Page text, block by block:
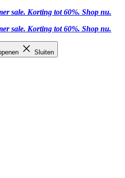
sale. Korting tot 60%. Shop nu.
sale. Korting tot 60%. Shop nu.
Sluiten